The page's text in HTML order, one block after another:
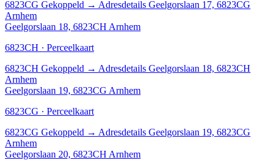
6823CG Gekoppeld → Adresdetails Geelgorslaan 17, 6823CG
Arnhem
Geelgorslaan 18, 6823CH Arnhem
6823CH · Perceelkaart
6823CH Gekoppeld → Adresdetails Geelgorslaan 18, 6823CH
Arnhem
Geelgorslaan 19, 6823CG Arnhem
6823CG · Perceelkaart
6823CG Gekoppeld → Adresdetails Geelgorslaan 19, 6823CG
Arnhem
Geelgorslaan 20, 6823CH Arnhem